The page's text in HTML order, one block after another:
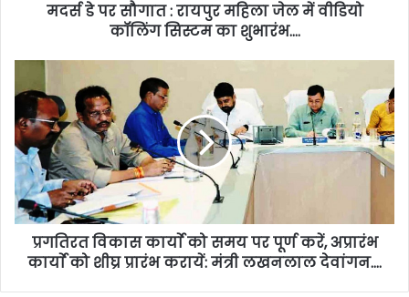
मदर्स डे पर सौगात : रायपुर महिला जेल में वीडियो
कॉलिंग सिस्टम का शुभारंभ….
प्रगतिरत विकास कार्याे को समय पर पूर्ण करें, अप्रारंभ
कार्याे को शीघ्र प्रारंभ करायें: मंत्री लखनलाल देवांगन….